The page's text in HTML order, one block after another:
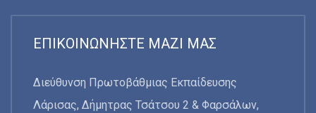
ΕΠΙΚΟΙΝΩΝΉΣΤΕ ΜΑΖΊ ΜΑΣ
Διεύθυνση Πρωτοβάθμιας Εκπαίδευσης
Λάρισας, Δήμητρας Τσάτσου 2 & Φαρσάλων,